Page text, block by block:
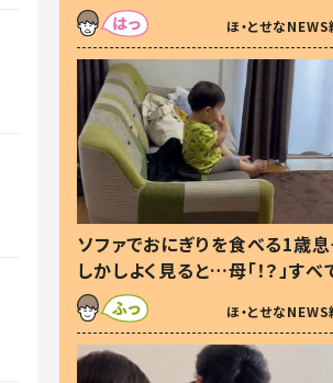
た本音とは
ほ・とせな
ソファでおにぎりを食べる1歳
しかしよく見ると…母「！？」すべ
察した母の投稿に「可愛いから許
す！」「現行犯〜」
ほ・とせな